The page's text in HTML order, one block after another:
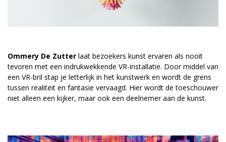
Ommery De Zutter laat bezoekers kunst ervaren als nooit
tevoren met een indrukwekkende VR-installatie. Door middel van
een VR-bril stap je letterlijk in het kunstwerk en wordt de grens
tussen realiteit en fantasie vervaagd. Hier wordt de toeschouwer
niet alleen een kijker, maar ook een deelnemer aan de kunst.